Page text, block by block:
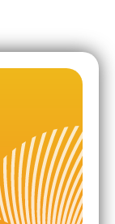
bại
từ đơn
xây dựng hệ